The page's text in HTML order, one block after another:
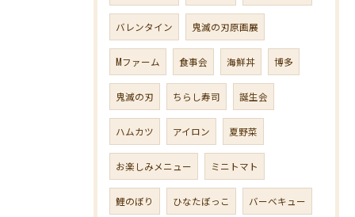
バレンタイン 鬼滅の刃原画展
Mファーム 食事会 海鮮丼 博多
鬼滅の刃 ちらし寿司 誕生会
ハムカツ アイロン 夏野菜
お楽しみメニュー ミニトマト
鯉のぼり ひなたぼっこ バーベキュー